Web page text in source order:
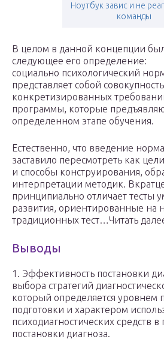
Ноутбук завис и не
команды
В целом в данной концепции
следующее его определение:
социально психологический
представляет собой совокупность
конкретизированных
программы, которые
определенном этапе обучения.
Естественно, что введение
заставило пересмотреть как
и способы конструирования,
интерпретации методик.
принципиально отличает тесты
развития, ориентированные на
традиционных тест…Читать
Выводы
1. Эффективность постановки
выбора стратегий
который определяется уровнем
подготовки и характером
психодиагностических средств в
постановки диагноза.